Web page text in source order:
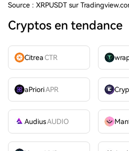
Source : XRPUSDT sur
Cryptos en tendance
CitreaCTR
aPrioriAPR
AudiusAUDIO